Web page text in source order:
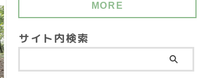
MORE
サイト内検索